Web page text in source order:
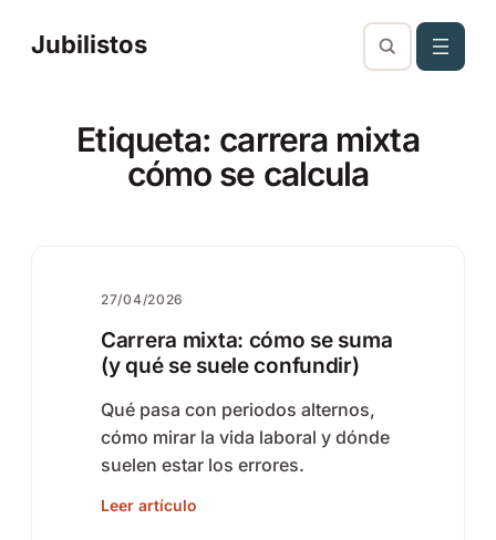
Jubilistos
Etiqueta: carrera mixta
cómo se calcula
27/04/2026
Carrera mixta: cómo se suma
(y qué se suele confundir)
Qué pasa con periodos alternos,
cómo mirar la vida laboral y dónde
suelen estar los errores.
Leer artículo